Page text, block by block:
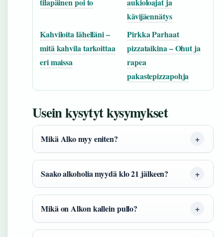
kävijäennätys
Kahviloita lähelläni –
mitä kahvila tarkoittaa
eri maissa
Pirkka Parhaat
pizzataikina – Ohut ja
rapea
pakastepizzapohja
Usein kysytyt kysymykset
Mikä Alko myy eniten?
Saako alkoholia myydä klo 21 jälkeen?
Mikä on Alkon kallein pullo?